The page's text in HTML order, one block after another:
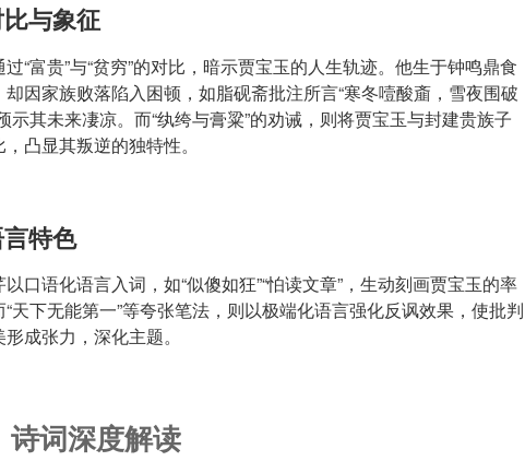
与象征
“富贵”与“贫穷”的对比，暗示贾宝玉的人生轨迹。他生于钟鸣鼎食
却因家族败落陷入困顿，如脂砚斋批注所言“寒冬噎酸齑，雪夜围破
示其未来凄凉。而“纨绔与膏粱”的劝诫，则将贾宝玉与封建贵族子
凸显其叛逆的独特性。
特色
口语化语言入词，如“似傻如狂”“怕读文章”，生动刻画贾宝玉的率
“天下无能第一”等夸张笔法，则以极端化语言强化反讽效果，使批判
成张力，深化主题。
诗词深度解读